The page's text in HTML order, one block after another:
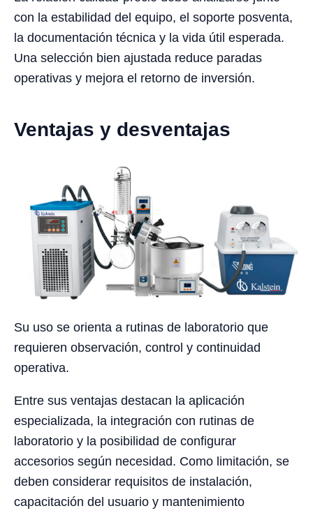
con la estabilidad del equipo, el soporte posventa,
la documentación técnica y la vida útil esperada.
Una selección bien ajustada reduce paradas
operativas y mejora el retorno de inversión.
Ventajas y desventajas
Su uso se orienta a rutinas de laboratorio que
requieren observación, control y continuidad
operativa.
Entre sus ventajas destacan la aplicación
especializada, la integración con rutinas de
laboratorio y la posibilidad de configurar
accesorios según necesidad. Como limitación, se
deben considerar requisitos de instalación,
capacitación del usuario y mantenimiento